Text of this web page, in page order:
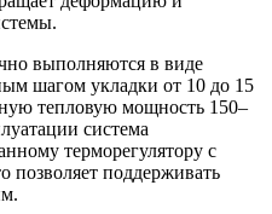
выполняются в виде
шагом укладки от 10 до 15
тепловую мощность 150–
система
терморегулятору с
позволяет поддерживать